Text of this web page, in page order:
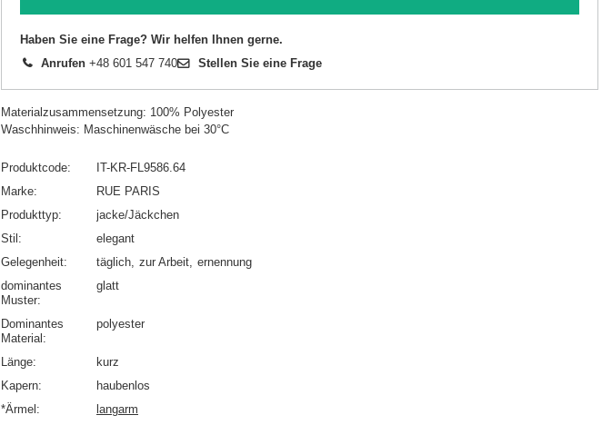
Haben Sie eine Frage? Wir helfen Ihnen gerne.
Anrufen +48 601 547 740 Stellen Sie eine Frage
Materialzusammensetzung: 100% Polyester
Waschhinweis: Maschinenwäsche bei 30°C
Produktcode
IT-KR-FL9586.64
Marke
RUE PARIS
Produkttyp
jacke/Jäckchen
Stil
elegant
Gelegenheit
täglich zur Arbeit ernennung
dominantes
Muster
glatt
Dominantes
Material
polyester
Länge
kurz
Kapern
haubenlos
*Ärmel
langarm